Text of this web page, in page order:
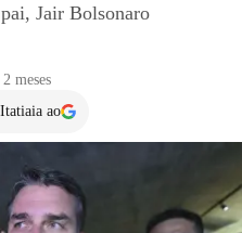
Jair Bolsonaro
meses
ao